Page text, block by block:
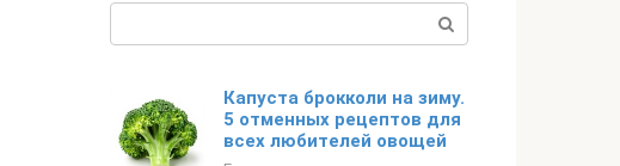
Капуста брокколи на зиму.
5 отменных рецептов для
всех любителей овощей